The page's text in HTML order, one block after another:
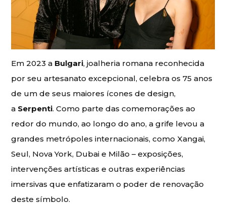
Em 2023 a Bulgari, joalheria romana reconhecida
por seu artesanato excepcional, celebra os 75 anos
de um de seus maiores ícones de design,
a Serpenti. Como parte das comemorações ao
redor do mundo, ao longo do ano, a grife levou a
grandes metrópoles internacionais, como Xangai,
Seul, Nova York, Dubai e Milão – exposições,
intervenções artísticas e outras experiências
imersivas que enfatizaram o poder de renovação
deste símbolo.